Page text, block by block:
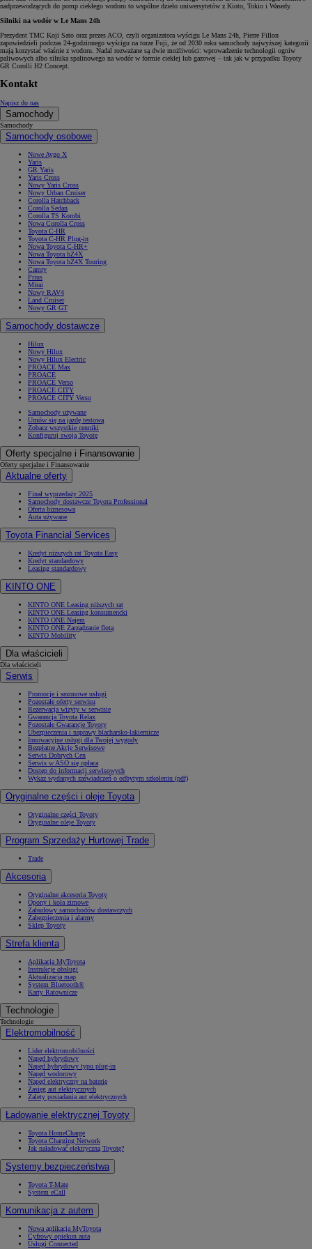
nadprzewodzących do pomp ciekłego wodoru to wspólne dzieło uniwersytetów z Kioto, Tokio i Wasedy.
Silniki na wodór w Le Mans 24h
Prezydent TMC Koji Sato oraz prezes ACO, czyli organizatora wyścigu Le Mans 24h, Pierre Fillon
zapowiedzieli podczas 24-godzinnego wyścigu na torze Fuji, że od 2030 roku samochody najwyższej kategorii
mają korzystać właśnie z wodoru. Nadal rozważane są dwie możliwości: wprowadzenie technologii ogniw
paliwowych albo silnika spalinowego na wodór w formie ciekłej lub gazowej – tak jak w przypadku Toyoty
GR Corolli H2 Concept.
Kontakt
Napisz do nas
Samochody
Samochody
Samochody osobowe
Nowe Aygo X
Yaris
GR Yaris
Yaris Cross
Nowy Yaris Cross
Nowy Urban Cruiser
Corolla Hatchback
Corolla Sedan
Corolla TS Kombi
Nowa Corolla Cross
Toyota C-HR
Toyota C-HR Plug-in
Nowa Toyota C-HR+
Nowa Toyota bZ4X
Nowa Toyota bZ4X Touring
Camry
Prius
Mirai
Nowy RAV4
Land Cruiser
Nowy GR GT
Samochody dostawcze
Hilux
Nowy Hilux
Nowy Hilux Electric
PROACE Max
PROACE
PROACE Verso
PROACE CITY
PROACE CITY Verso
Samochody używane
Umów się na jazdę testową
Zobacz wszystkie cenniki
Konfiguruj swoją Toyotę
Oferty specjalne i Finansowanie
Oferty specjalne i Finansowanie
Aktualne oferty
Finał wyprzedaży 2025
Samochody dostawcze Toyota Professional
Oferta biznesowa
Auta używane
Toyota Financial Services
Kredyt niższych rat Toyota Easy
Kredyt standardowy
Leasing standardowy
KINTO ONE
KINTO ONE Leasing niższych rat
KINTO ONE Leasing konsumencki
KINTO ONE Najem
KINTO ONE Zarządzanie flotą
KINTO Mobility
Dla właścicieli
Dla właścicieli
Serwis
Promocje i sezonowe usługi
Pozostałe oferty serwisu
Rezerwacja wizyty w serwisie
Gwarancja Toyota Relax
Pozostałe Gwarancje Toyoty
Ubezpieczenia i naprawy blacharsko-lakiernicze
Innowacyjne usługi dla Twojej wygody
Bezpłatne Akcje Serwisowe
Serwis Dobrych Cen
Serwis w ASO się opłaca
Dostęp do informacji serwisowych
Wykaz wydanych zaświadczeń o odbytym szkoleniu (pdf)
Oryginalne części i oleje Toyota
Oryginalne części Toyoty
Oryginalne oleje Toyoty
Program Sprzedaży Hurtowej Trade
Trade
Akcesoria
Oryginalne akcesoria Toyoty
Opony i koła zimowe
Zabudowy samochodów dostawczych
Zabezpieczenia i alarmy
Sklep Toyoty
Strefa klienta
Aplikacja MyToyota
Instrukcje obsługi
Aktualizacja map
System Bluetooth®
Karty Ratownicze
Technologie
Technologie
Elektromobilność
Lider elektromobilności
Napęd hybrydowy
Napęd hybrydowy typu plug-in
Napęd wodorowy
Napęd elektryczny na baterię
Zasięg aut elektrycznych
Zalety posiadania aut elektrycznych
Ładowanie elektrycznej Toyoty
Toyota HomeCharge
Toyota Charging Network
Jak naładować elektryczną Toyotę?
Systemy bezpieczeństwa
Toyota T-Mate
System eCall
Komunikacja z autem
Nowa aplikacja MyToyota
Cyfrowy opiekun auta
Usługi Connected